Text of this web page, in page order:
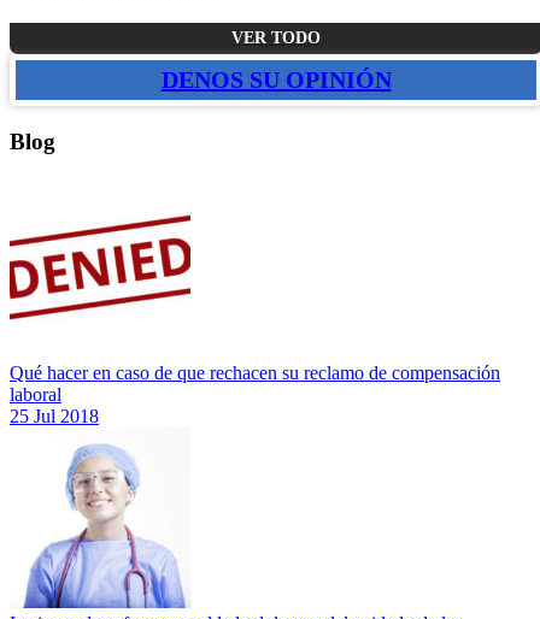
VER TODO
DENOS SU OPINIÓN
Blog
Qué hacer en caso de que rechacen su reclamo de compensación
laboral
25 Jul 2018